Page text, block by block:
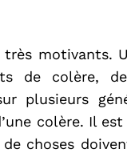
motivants.
de colère,
plusieurs
colère. Il
choses